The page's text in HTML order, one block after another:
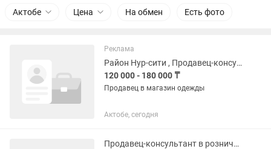
Актобе Цена На обмен Есть фото
Реклама
Район Нур-сити , Продавец-консультант в магазине одежды
120 000 - 180 000 ₸
Продавец в магазин одежды
Актобе, сегодня
Продавец-консультант в розничном магазине